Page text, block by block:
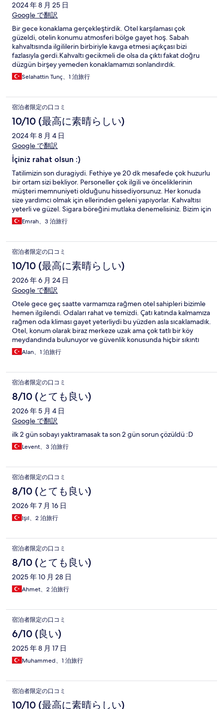
2024 年 8 月 25 日
Google で翻訳
Bir gece konaklama gerçekleştirdik. Otel karşılaması çok
güzeldi, otelin konumu atmosferi bölge gayet hoş. Sabah
kahvaltısında ilgililerin birbiriyle kavga etmesi açıkçası bizi
fazlasıyla gerdi.Kahvaltı gecikmeli de olsa da çıktı fakat doğru
düzgün birşey yemeden konaklamamızı sonlandırdık.
Selahattin Tunç、1 泊旅行
宿泊者限定の口コミ
10/10 (最高に素晴らしい)
2024 年 8 月 4 日
Google で翻訳
İçiniz rahat olsun :)
Tatilimizin son duragiydi. Fethiye ye 20 dk mesafede çok huzurlu
bir ortam sizi bekliyor. Personeller çok ilgili ve önceliklerinin
müşteri memnuniyeti olduğunu hissediyorsunuz. Her konuda
size yardımcı olmak için ellerinden geleni yapıyorlar. Kahvaltısı
yeterli ve güzel. Sigara böreğini mutlaka denemelisiniz. Bizim için
bundan sonra Fethiye'de konaklama yerimiz oldu.
Emrah、3 泊旅行
宿泊者限定の口コミ
10/10 (最高に素晴らしい)
2026 年 6 月 24 日
Google で翻訳
Otele gece geç saatte varmamıza rağmen otel sahipleri bizimle
hemen ilgilendi. Odaları rahat ve temizdi. Çatı katında kalmamıza
rağmen oda kliması gayet yeterliydi bu yüzden asla sıcaklamadık.
Otel, konum olarak biraz merkeze uzak ama çok tatlı bir köy
meydandında bulunuyor ve güvenlik konusunda hiçbir sıkıntı
yaşamadık. Otel çevresinde de şirin kafeler ve minik marketler
var. Beklentimizi çok karşılayan sevimli bir otel oldu. Kısacası otel,
Alan、1 泊旅行
宿泊者限定の口コミ
8/10 (とても良い)
2026 年 5 月 4 日
Google で翻訳
ilk 2 gün sobayı yaktıramasak ta son 2 gün sorun çözüldü :D
Levent、3 泊旅行
宿泊者限定の口コミ
8/10 (とても良い)
2026 年 7 月 16 日
Işıl、2 泊旅行
宿泊者限定の口コミ
8/10 (とても良い)
2025 年 10 月 28 日
Ahmet、2 泊旅行
宿泊者限定の口コミ
6/10 (良い)
2025 年 8 月 17 日
Muhammed、1 泊旅行
宿泊者限定の口コミ
10/10 (最高に素晴らしい)